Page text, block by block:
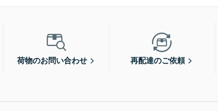
荷物のお問い合わせ 再配達のご依頼